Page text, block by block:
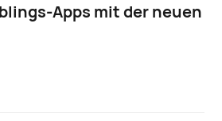
Apps mit der neuen